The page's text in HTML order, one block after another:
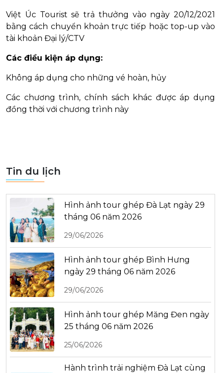
Việt Úc Tourist sẽ trả thưởng vào ngày 20/12/2021
bằng cách chuyển khoản trực tiếp hoặc top-up vào
tài khoản Đại lý/CTV
Các điều kiện áp dụng:
Không áp dụng cho những vé hoàn, hủy
Các chương trình, chính sách khác được áp dụng
đồng thời với chương trình này
Tin du lịch
Hình ảnh tour ghép Đà Lạt ngày 29
tháng 06 năm 2026
29/06/2026
Hình ảnh tour ghép Bình Hưng
ngày 29 tháng 06 năm 2026
29/06/2026
Hình ảnh tour ghép Măng Đen ngày
25 tháng 06 năm 2026
25/06/2026
Hành trình trải nghiệm Đà Lạt cùng